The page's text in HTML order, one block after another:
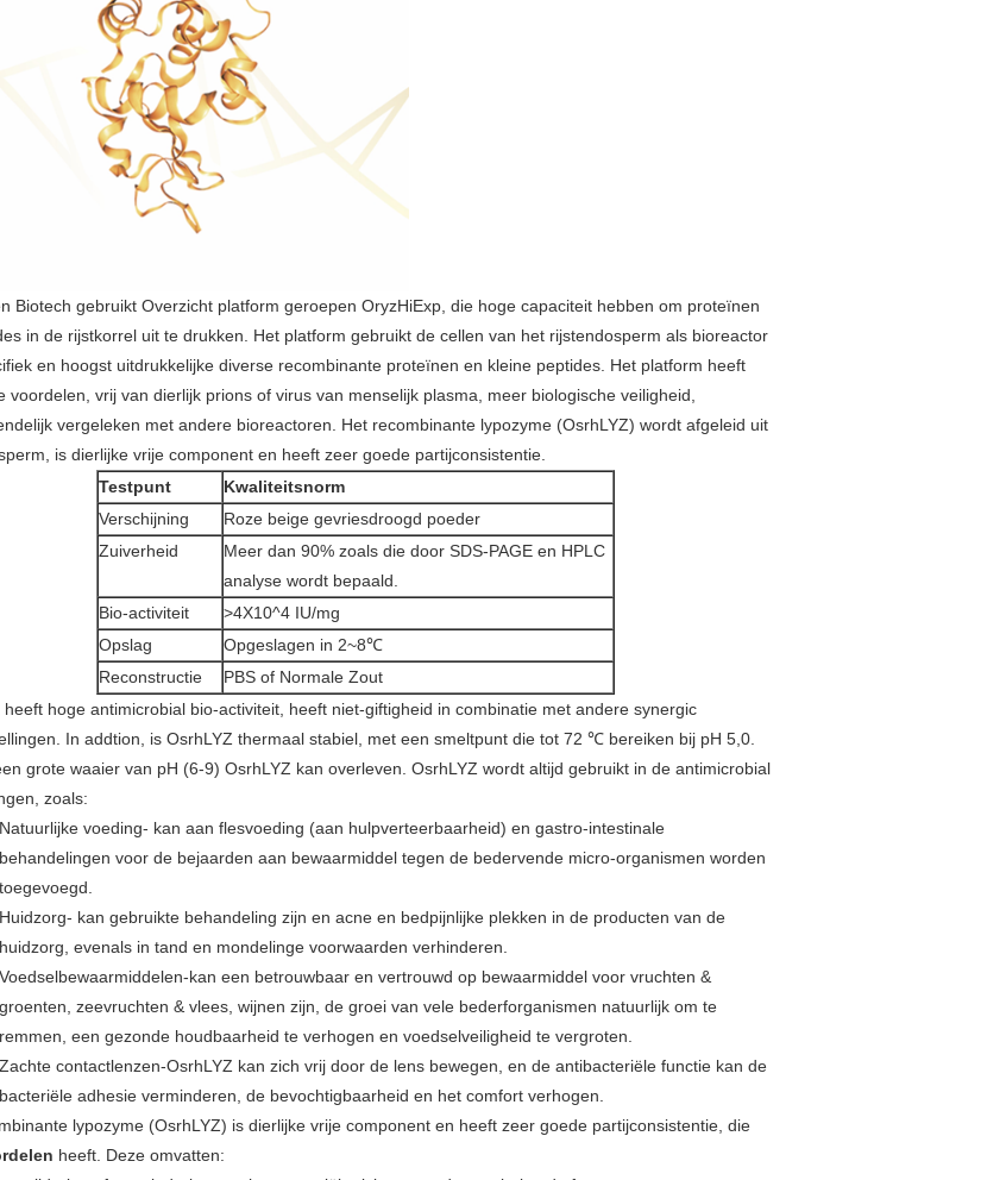
Biotech gebruikt Overzicht platform geroepen OryzHiExp, die hoge capaciteit hebben om proteïnen
in de rijstkorrel uit te drukken. Het platform gebruikt de cellen van het rijstendosperm als bioreactor
en hoogst uitdrukkelijke diverse recombinante proteïnen en kleine peptides. Het platform heeft
voordelen, vrij van dierlijk prions of virus van menselijk plasma, meer biologische veiligheid,
vergeleken met andere bioreactoren. Het recombinante lypozyme (OsrhLYZ) wordt afgeleid uit
is dierlijke vrije component en heeft zeer goede partijconsistentie.
Testpunt
Kwaliteitsnorm
Verschijning
Roze beige gevriesdroogd poeder
Zuiverheid
Meer dan 90% zoals die door SDS-PAGE en HPLC
analyse wordt bepaald.
Bio-activiteit
>4X10^4 IU/mg
Opslag
Opgeslagen in 2~8℃
Reconstructie
PBS of Normale Zout
heeft hoge antimicrobial bio-activiteit, heeft niet-giftigheid in combinatie met andere synergic
In addtion, is OsrhLYZ thermaal stabiel, met een smeltpunt die tot 72 ℃ bereiken bij pH 5,0.
grote waaier van pH (6-9) OsrhLYZ kan overleven. OsrhLYZ wordt altijd gebruikt in de antimicrobial
zoals:
Natuurlijke voeding- kan aan flesvoeding (aan hulpverteerbaarheid) en gastro-intestinale
behandelingen voor de bejaarden aan bewaarmiddel tegen de bedervende micro-organismen worden
toegevoegd.
Huidzorg- kan gebruikte behandeling zijn en acne en bedpijnlijke plekken in de producten van de
huidzorg, evenals in tand en mondelinge voorwaarden verhinderen.
Voedselbewaarmiddelen-kan een betrouwbaar en vertrouwd op bewaarmiddel voor vruchten &
groenten, zeevruchten & vlees, wijnen zijn, de groei van vele bederforganismen natuurlijk om te
remmen, een gezonde houdbaarheid te verhogen en voedselveiligheid te vergroten.
Zachte contactlenzen-OsrhLYZ kan zich vrij door de lens bewegen, en de antibacteriële functie kan de
bacteriële adhesie verminderen, de bevochtigbaarheid en het comfort verhogen.
lypozyme (OsrhLYZ) is dierlijke vrije component en heeft zeer goede partijconsistentie, die
heeft. Deze omvatten: